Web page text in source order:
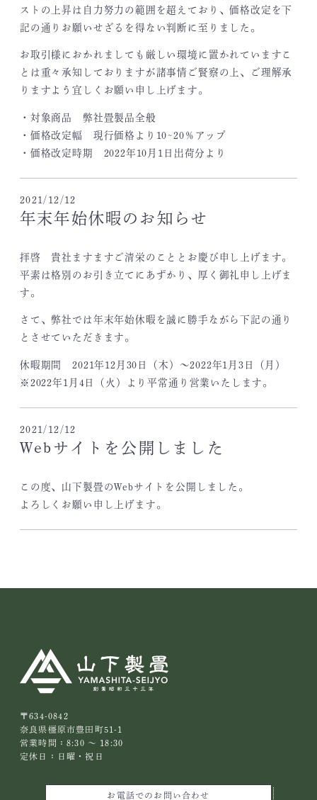
ストの上昇は自力努力の範囲を超えており、価格改定を下
記の通りお願いせざるを得ない判断に至りました。
お取引様におかれましても厳しい環境に置かれていますこ
とは重々承知しておりますが諸事情ご賢察の上、ご理解承
りますよう宜しくお願い申し上げます。
・対象商品 弊社畳製品全般
・価格改定幅 現行価格より10~20％アップ
・価格改定時期 2022年10月1日出荷分より
2021/12/12
年末年始休暇のお知らせ
拝啓 貴社ますますご清栄のこととお慶び申し上げます。
平素は格別のお引き立てにあずかり、厚く御礼申し上げま
す。
さて、弊社では年末年始休暇を誠に勝手ながら下記の通り
とさせていただきます。
休暇期間 2021年12月30日（木）～2022年1月3日（月）
※2022年1月4日（火）より平常通り営業いたします。
2021/12/12
Webサイトを公開しました
この度、山下製畳のWebサイトを公開しました。
よろしくお願い申し上げます。
〒634-0842
奈良県橿原市豊田町51-1
営業時間：8:30 ～ 18:30
定休日：日曜・祝日
お電話でのお問い合わせ